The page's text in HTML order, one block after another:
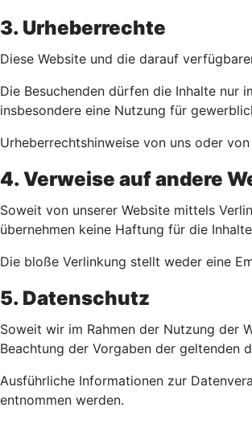
3. Urheberrechte
Diese Website und die darauf
Die Besuchenden dürfen die Inhalte nur
insbesondere eine Nutzung für
Urheberrechtshinweise von uns oder
4. Verweise auf andere
Soweit von unserer Website mittels
übernehmen keine Haftung für die
Die bloße Verlinkung stellt weder eine
5. Datenschutz
Soweit wir im Rahmen der Nutzung der
Beachtung der Vorgaben der geltenden
Ausführliche Informationen zur
entnommen werden.